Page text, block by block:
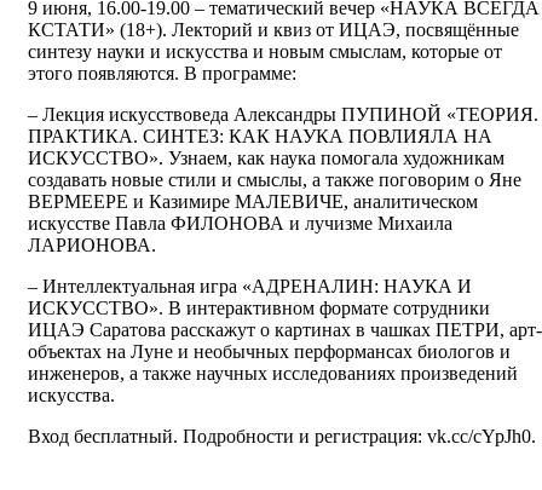
9 июня, 16.00-19.00 – тематический вечер «НАУКА ВСЕГДА
КСТАТИ» (18+). Лекторий и квиз от ИЦАЭ, посвящённые
синтезу науки и искусства и новым смыслам, которые от
этого появляются. В программе:
– Лекция искусствоведа Александры ПУПИНОЙ «ТЕОРИЯ.
ПРАКТИКА. СИНТЕЗ: КАК НАУКА ПОВЛИЯЛА НА
ИСКУССТВО». Узнаем, как наука помогала художникам
создавать новые стили и смыслы, а также поговорим о Яне
ВЕРМЕЕРЕ и Казимире МАЛЕВИЧЕ, аналитическом
искусстве Павла ФИЛОНОВА и лучизме Михаила
ЛАРИОНОВА.
– Интеллектуальная игра «АДРЕНАЛИН: НАУКА И
ИСКУССТВО». В интерактивном формате сотрудники
ИЦАЭ Саратова расскажут о картинах в чашках ПЕТРИ, арт-
объектах на Луне и необычных перформансах биологов и
инженеров, а также научных исследованиях произведений
искусства.
Вход бесплатный. Подробности и регистрация: vk.cc/cYpJh0.